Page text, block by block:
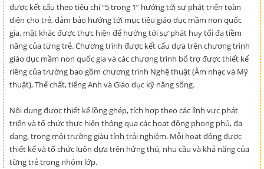
được kết cấu theo tiêu chí “5 trong 1” hướng tới sự phát triển toàn
diện cho trẻ, đảm bảo hướng tới mục tiêu giáo dục mầm non quốc
gia, mặt khác được thực hiện để hướng tới sự phát huy tối đa tiềm
năng của từng trẻ. Chương trình được kết cấu dựa trên chương trình
giáo dục mầm non quốc gia và các chương trình bổ trợ được thiết kế
riêng của trường bao gồm chương trình Nghệ thuật (Âm nhạc và Mỹ
thuật), Thể chất, tiếng Anh và Giáo dục kỹ năng sống.
Nội dung được thiết kế lồng ghép, tích hợp theo các lĩnh vực phát
triển và tổ chức thực hiện thông qua các hoạt động phong phú, đa
dạng, trong môi trường giàu tính trải nghiệm. Mỗi hoạt động được
thiết kế và tổ chức luôn dựa trên hứng thú, nhu cầu và khả năng của
từng trẻ trong nhóm lớp.